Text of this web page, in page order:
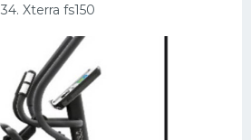
34. Xterra fs150